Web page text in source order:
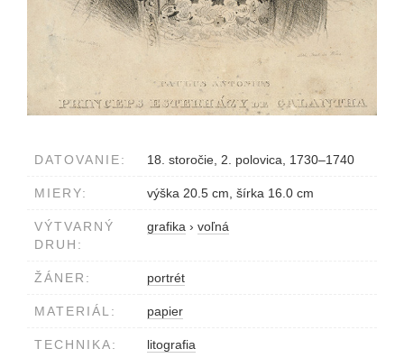
DATOVANIE: 18. storočie, 2. polovica, 1730–1740
MIERY: výška 20.5 cm, šírka 16.0 cm
VÝTVARNÝ
DRUH:
grafika › voľná
ŽÁNER: portrét
MATERIÁL: papier
TECHNIKA: litografia